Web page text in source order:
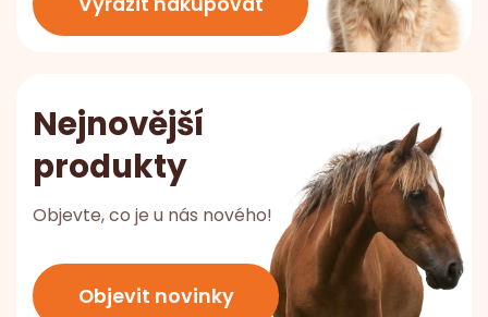
Nejnovější
produkty
Objevte, co je u nás nového!
Objevit novinky